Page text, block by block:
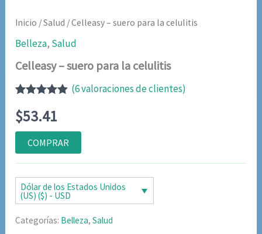
Inicio /Salud / Celleasy – suero para la celulitis
Belleza, Salud
Celleasy – suero para la celulitis
con4.83de
5 en base
a
valoraciones
de clientes
(6valoraciones de clientes)
$53.41
COMPRAR
Dólar de los Estados Unidos
(US) ($) - USD
Categorías: Belleza,Salud